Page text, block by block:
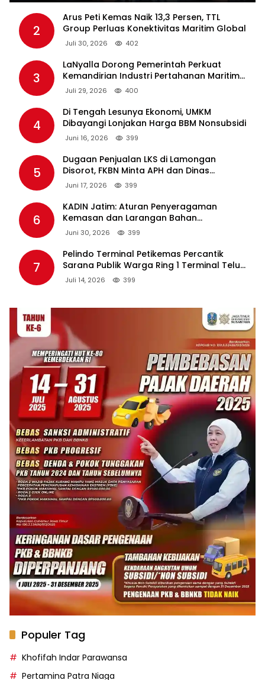
2
Arus Peti Kemas Naik 13,3 Persen, TTL
Group Perluas Konektivitas Maritim Global
Juli 30, 2026 402
3
LaNyalla Dorong Pemerintah Perkuat
Kemandirian Industri Pertahanan Maritim
Lewat PT PAL
Juli 29, 2026 400
4
Di Tengah Lesunya Ekonomi, UMKM
Dibayangi Lonjakan Harga BBM Nonsubsidi
Juni 16, 2026 399
5
Dugaan Penjualan LKS di Lamongan
Disorot, FKBN Minta APH dan Dinas
Pendidikan Bertindak Tegas.
Juni 17, 2026 399
6
KADIN Jatim: Aturan Penyeragaman
Kemasan dan Larangan Bahan
Tambahan Berpotensi Ganggu Industri
Juni 30, 2026 399
7
Pelindo Terminal Petikemas Percantik
Sarana Publik Warga Ring 1 Terminal Teluk
Lamong Lewat Program TJSL
Juli 14, 2026 399
Populer Tag
Khofifah Indar Parawansa
Pertamina Patra Niaga